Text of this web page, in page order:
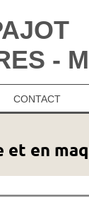
-
CONTACT
et en